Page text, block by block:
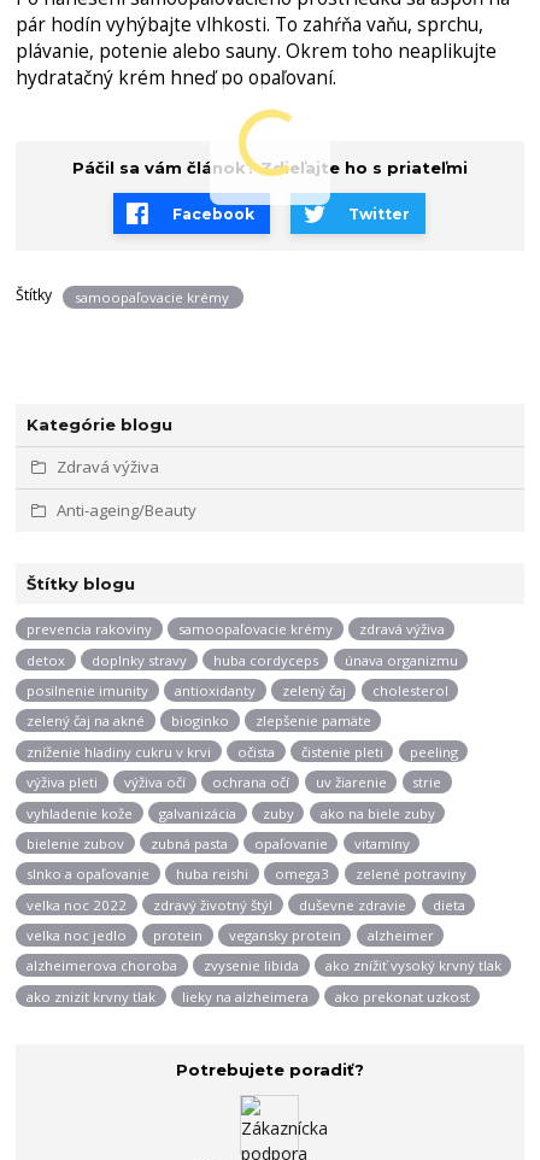
Kategórie blogu
Zdravá výživa
Anti-ageing/Beauty
Štítky blogu
prevencia rakoviny samoopaľovacie krémy
zdravá výživa
detox
doplnky stravy huba cordyceps
únava organizmu
posilnenie imunity
antioxidanty zelený čaj
cholesterol
zelený čaj na akné
bioginko
zlepšenie pamäte
zníženie hladiny cukru v krvi
očista čistenie pleti
peeling
výživa pleti
výživa očí ochrana očí uv žiarenie
strie
vyhladenie kože
galvanizácia zuby
ako na biele zuby
bielenie zubov
zubná pasta opaľovanie
vitamíny
slnko a opaľovanie
huba reishi omega3
zelené potraviny
velka noc 2022
zdravý životný štýl duševne zdravie
dieta
velka noc jedlo
protein vegansky protein
alzheimer
alzheimerova choroba
zvysenie libida
ako znížiť vysoký krvný tlak
ako znizit krvny tlak
lieky na alzheimera ako prekonat uzkost
Potrebujete poradiť?
pár hodín vyhýbajte vlhkosti. To zahŕňa vaňu, sprchu,
plávanie, potenie alebo sauny. Okrem toho neaplikujte
hydratačný krém hneď po opaľovaní.
Páčil sa vám článok? Zdieľajte ho s priateľmi
Facebook Twitter
Štítky samoopaľovacie krémy